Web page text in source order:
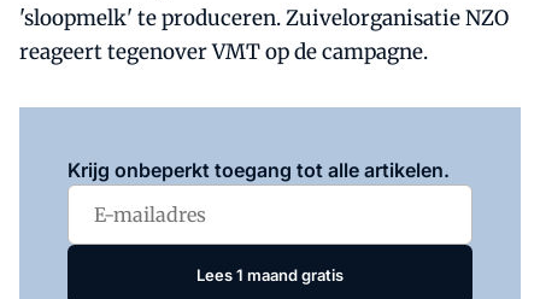
'sloopmelk' te produceren. Zuivelorganisatie NZO
reageert tegenover VMT op de campagne.
Krijg onbeperkt toegang tot alle artikelen.
Lees 1 maand gratis